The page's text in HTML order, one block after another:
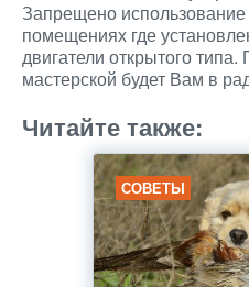
Запрещено
помещениях где
двигатели открытого
мастерской будет Вам в
Читайте также:
СОВЕТЫ